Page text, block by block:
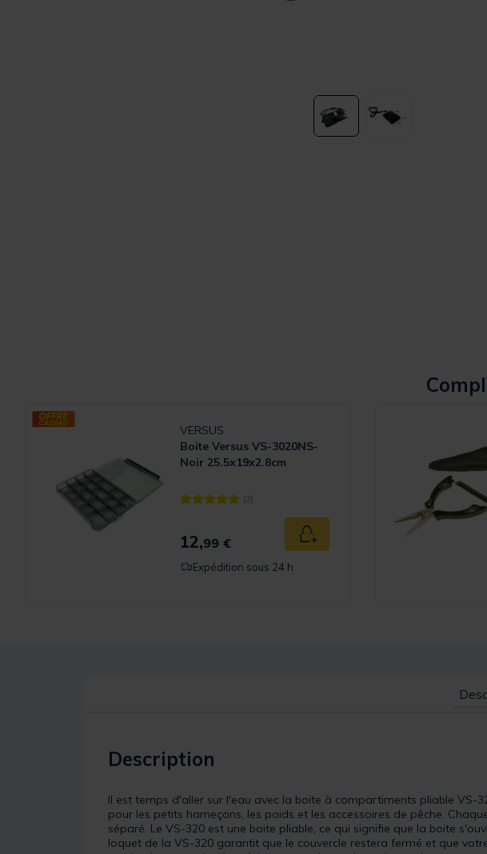
VERSUS
Boite Versus VS-3020NS-
Noir 25.5x19x2.8cm
[object Object] out of 5 Customer Rating
(3)
12,99 € Ajouter au panier
Expédition sous 24 h
Description
Il est temps d'aller sur l'eau avec la boite à compartiments pliable
pour les petits hameçons, les poids et les accessoires de pêche.
séparé. Le VS-320 est une boite pliable, ce qui signifie que la boite
loquet de la VS-320 garantit que le couvercle restera fermé et que